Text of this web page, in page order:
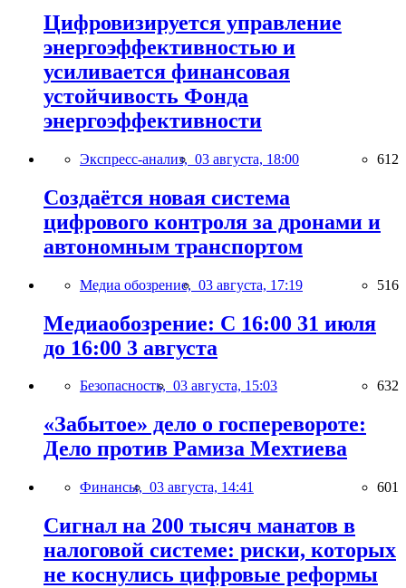
Цифровизируется управление
энергоэффективностью и
усиливается финансовая
устойчивость Фонда
энергоэффективности
Экспресс-анализ, 03 августа, 18:00 612
Создаётся новая система
цифрового контроля за дронами и
автономным транспортом
Медиа обозрение, 03 августа, 17:19 516
Медиаобозрение: С 16:00 31 июля
до 16:00 3 августа
Безопасность, 03 августа, 15:03 632
«Забытое» дело о госперевороте:
Дело против Рамиза Мехтиева
Финансы, 03 августа, 14:41 601
Сигнал на 200 тысяч манатов в
налоговой системе: риски, которых
не коснулись цифровые реформы